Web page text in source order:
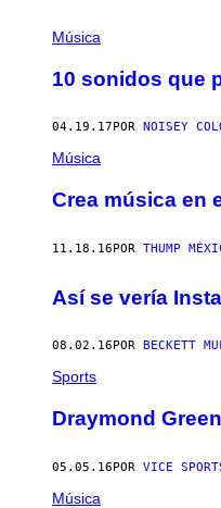
Música
10 sonidos que
04.19.17 POR NOISEY
Música
Crea música en
11.18.16POR THUMP
Así se vería
08.02.16 POR BECKETT
Sports
Draymond
05.05.16POR VICE
Música